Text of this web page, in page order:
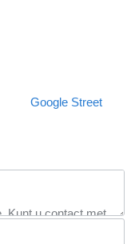
Google Street